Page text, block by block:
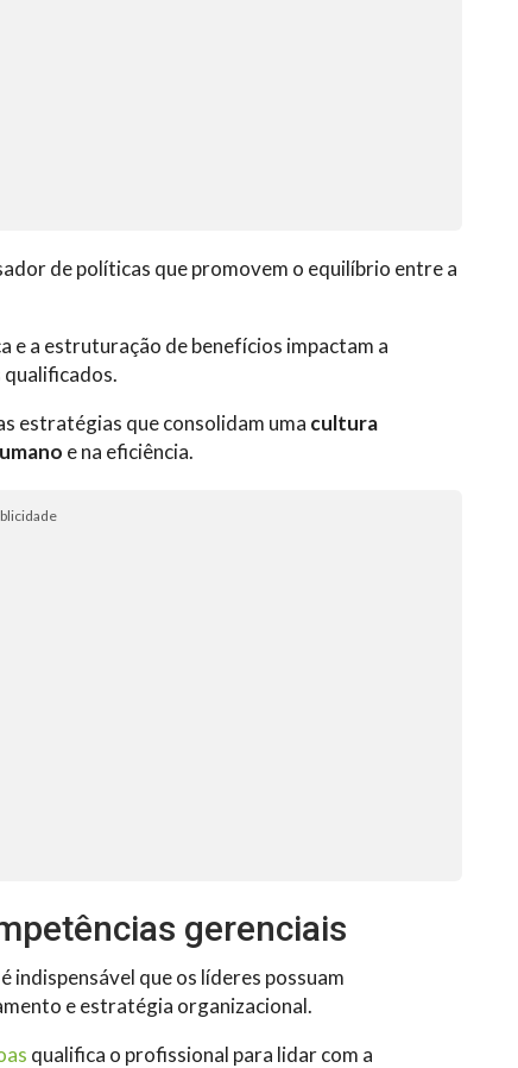
de políticas que promovem o equilíbrio entre a
e a estruturação de benefícios impactam a
estratégias que consolidam uma cultura
e na eficiência.
gerenciais
indispensável que os líderes possuam
e estratégia organizacional.
qualifica o profissional para lidar com a